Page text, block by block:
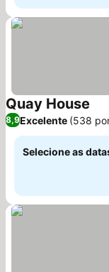
Quay House
8,9Excelente (538
Selecione as